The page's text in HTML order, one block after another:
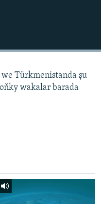
Türkmenistanda şu
wakalar barada